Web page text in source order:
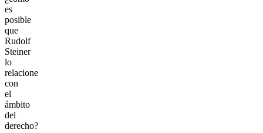
es
posible
que
Rudolf
Steiner
lo
relacione
con
el
ámbito
del
derecho?